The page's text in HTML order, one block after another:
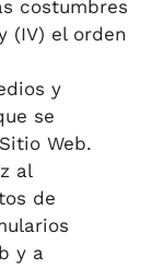
costumbres
(IV) el orden
y
se
Web.
al
de
y a